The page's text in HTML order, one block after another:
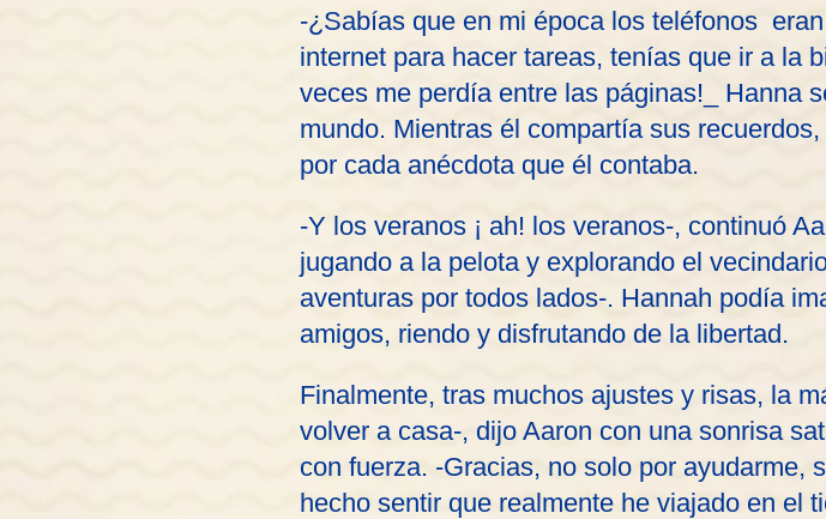
-¿Sabías que en mi época los teléfonos
internet para hacer tareas, tenías que ir a la
veces me perdía entre las páginas!_ Hanna
mundo. Mientras él compartía sus
por cada anécdota que él contaba.
-Y los veranos ¡ ah! los veranos-, continuó
jugando a la pelota y explorando el
aventuras por todos lados-. Hannah podía
amigos, riendo y disfrutando de la libertad.
Finalmente, tras muchos ajustes y risas, la
volver a casa-, dijo Aaron con una sonrisa
con fuerza. -Gracias, no solo por ayudarme,
hecho sentir que realmente he viajado en el